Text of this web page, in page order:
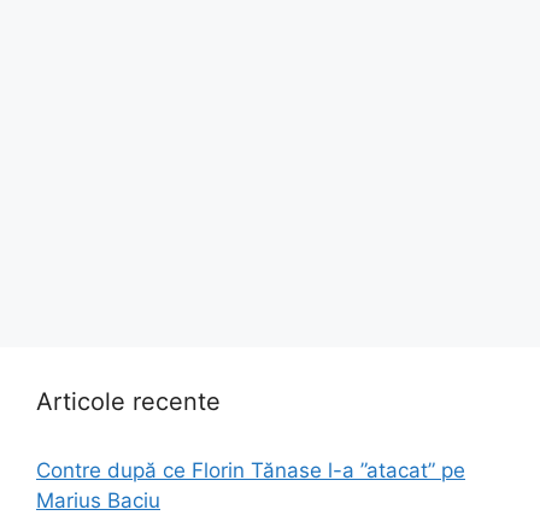
Articole recente
Contre după ce Florin Tănase l-a ”atacat” pe
Marius Baciu